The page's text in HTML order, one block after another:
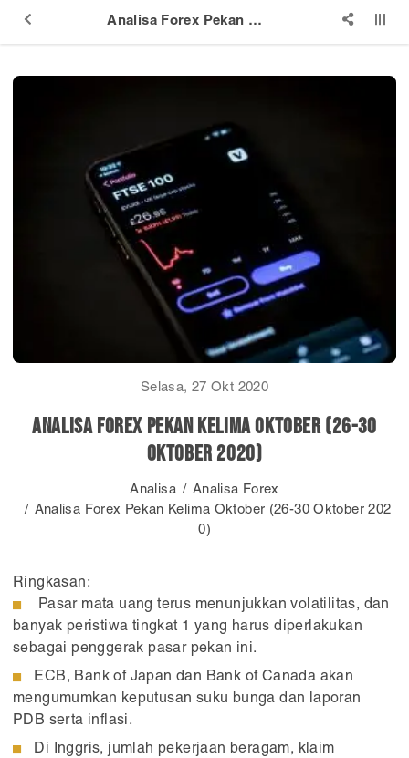
Analisa Forex Pekan Kelima Oktober (26-30 Oktober 2020)
Selasa, 27 Okt 2020
Analisa Forex Pekan Kelima Oktober (26-30
Oktober 2020)
Analisa
Analisa Forex
Analisa Forex Pekan Kelima Oktober (26-30 Oktober 202
0)
Ringkasan:
Pasar mata uang terus menunjukkan volatilitas, dan
banyak peristiwa tingkat 1 yang harus diperlakukan
sebagai penggerak pasar pekan ini.
ECB, Bank of Japan dan Bank of Canada akan
mengumumkan keputusan suku bunga dan laporan
PDB serta inflasi.
Di Inggris, jumlah pekerjaan beragam, klaim